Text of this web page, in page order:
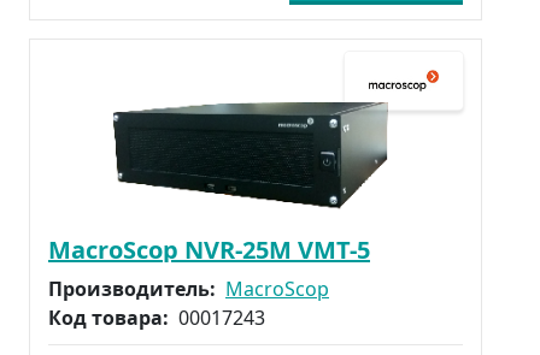
MacroScop NVR-25M VMT-5
Производитель: MacroScop
Код товара: 00017243